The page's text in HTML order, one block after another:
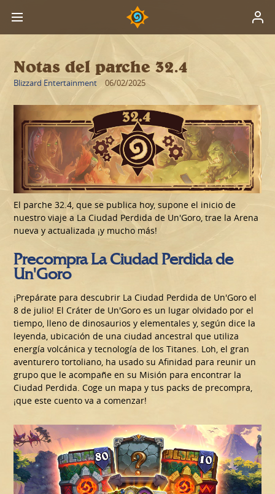
Notas del parche 32.4
Blizzard Entertainment 06/02/2025
El parche 32.4, que se publica hoy, supone el inicio de
nuestro viaje a La Ciudad Perdida de Un'Goro, trae la Arena
nueva y actualizada ¡y mucho más!
Precompra La Ciudad Perdida de
Un'Goro
¡Prepárate para descubrir La Ciudad Perdida de Un'Goro el
8 de julio! El Cráter de Un'Goro es un lugar olvidado por el
tiempo, lleno de dinosaurios y elementales y, según dice la
leyenda, ubicación de una ciudad ancestral que utiliza
energía volcánica y tecnología de los Titanes. Loh, el gran
aventurero tortoliano, ha usado su Afinidad para reunir un
grupo que le acompañe en su Misión para encontrar la
Ciudad Perdida. Coge un mapa y tus packs de precompra,
¡que este cuento va a comenzar!